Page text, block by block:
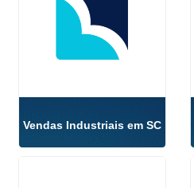
Vendas Industriais em SC